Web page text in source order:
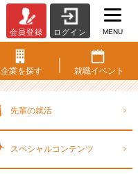
会員登録 ログイン MENU
企業を探す 就職イベント
先輩の就活
スペシャルコンテンツ